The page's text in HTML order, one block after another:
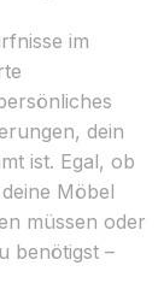
im
dein
ist. Egal, ob
Möbel
müssen oder
benötigst –